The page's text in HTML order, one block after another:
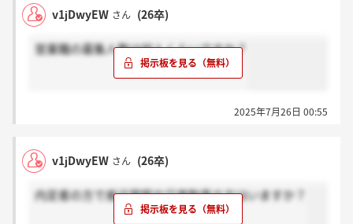
v1jDwyEW さん (26卒)
営業職の募集人数は何人くらいですか？
2025年7月26日 00:55
v1jDwyEW さん (26卒)
内定者の方で産近甲龍や日東駒専の方はいますか？